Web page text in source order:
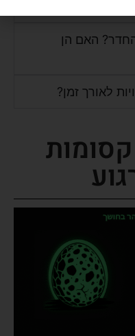
האם הן
לאורך זמן?